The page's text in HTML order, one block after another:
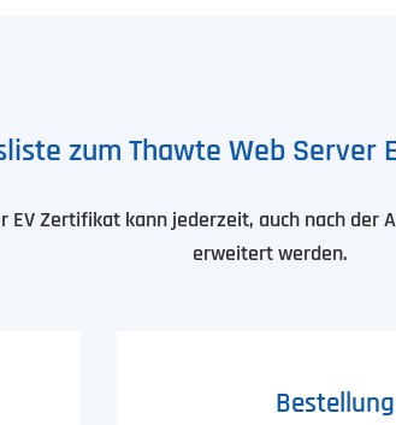
zum Thawte Web Server
EV Zertifikat kann jederzeit, auch nach der
erweitert werden.